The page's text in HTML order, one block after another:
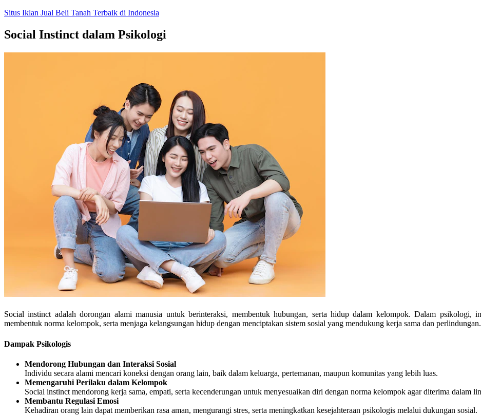
Skip
content
Situs Iklan Jual Beli Tanah Terbaik di Indonesia
Social Instinct dalam Psikologi
Social instinct adalah dorongan alami manusia untuk berinteraksi, membentuk hubungan, serta hidup dalam kelompok. Dalam psikologi,
membentuk norma kelompok, serta menjaga kelangsungan hidup dengan menciptakan sistem sosial yang mendukung kerja sama dan perlindungan.
Dampak Psikologis
Mendorong Hubungan dan Interaksi Sosial
Individu secara alami mencari koneksi dengan orang lain, baik dalam keluarga, pertemanan, maupun komunitas yang lebih luas.
Memengaruhi Perilaku dalam Kelompok
Social instinct mendorong kerja sama, empati, serta kecenderungan untuk menyesuaikan diri dengan norma kelompok agar diterima dalam
Membantu Regulasi Emosi
Kehadiran orang lain dapat memberikan rasa aman, mengurangi stres, serta meningkatkan kesejahteraan psikologis melalui dukungan sosial.